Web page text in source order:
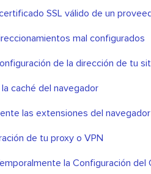
SSL válido de un
mal configurados
de la dirección de tu
caché del navegador
las extensiones del navegador
de tu proxy o VPN
la Configuración